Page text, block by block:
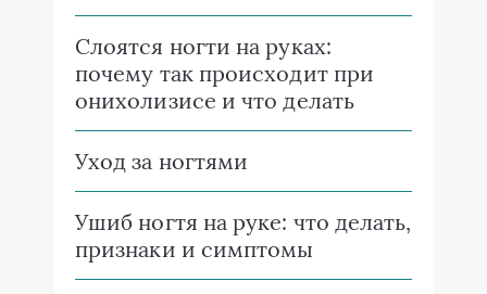
Слоятся ногти на руках:
почему так происходит при
онихолизисе и что делать
Уход за ногтями
Ушиб ногтя на руке: что делать,
признаки и симптомы